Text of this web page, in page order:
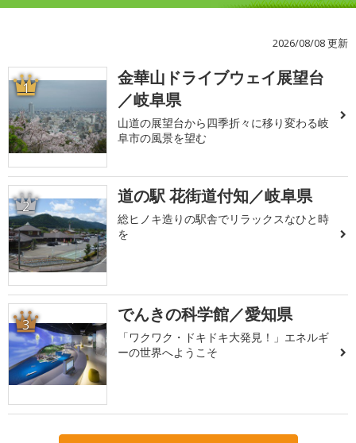
2026/08/08 更新
1
金華山ドライブウェイ展望台
／岐阜県
山道の展望台から四季折々に移り変わる岐
阜市の風景を望む
2 道の駅 花街道付知／岐阜県
総ヒノキ造りの駅舎でリラックスなひと時
を
3 でんきの科学館／愛知県
「ワクワク・ドキドキ大発見！」エネルギ
ーの世界へようこそ